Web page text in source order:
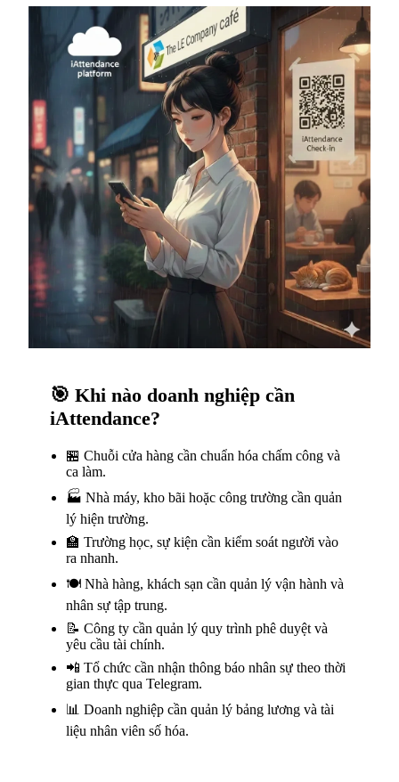
🎯 Khi nào doanh nghiệp cần
iAttendance?
🏪 Chuỗi cửa hàng cần chuẩn hóa chấm công và
ca làm.
🏭 Nhà máy, kho bãi hoặc công trường cần quản
lý hiện trường.
🏫 Trường học, sự kiện cần kiểm soát người vào
ra nhanh.
🍽️ Nhà hàng, khách sạn cần quản lý vận hành và
nhân sự tập trung.
📝 Công ty cần quản lý quy trình phê duyệt và
yêu cầu tài chính.
📲 Tổ chức cần nhận thông báo nhân sự theo thời
gian thực qua Telegram.
📊 Doanh nghiệp cần quản lý bảng lương và tài
liệu nhân viên số hóa.